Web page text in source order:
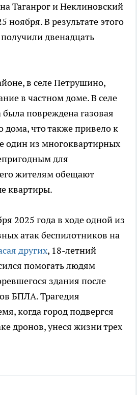
Таганрог и Неклиновский
ноября. В результате этого
двенадцать
в селе Петрушино,
в частном доме. В селе
повреждена газовая
дома, что также привело к
один из многоквартирных
для
жителям обещают
квартиры.
2025 года в ходе одной из
атак беспилотников на
других, 18-летний
помогать людям
здания после
БПЛА. Трагедия
когда город подвергся
дронов, унеся жизни трех